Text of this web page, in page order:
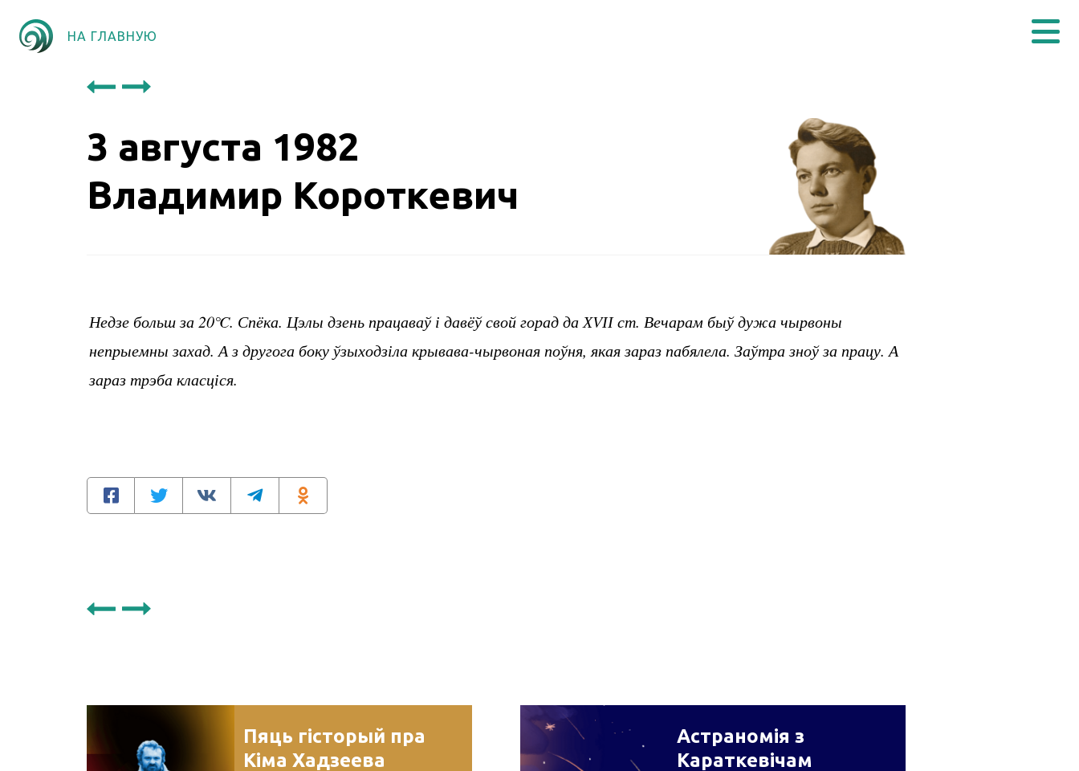
НА ГЛАВНУЮ
3 августа 1982
Владимир Короткевич
Недзе больш за 20℃. Спёка. Цэлы дзень працаваў і давёў свой горад да ХVІІ ст. Вечарам быў дужа чырвоны
непрыемны захад. А з другога боку ўзыходзіла крывава-чырвоная поўня, якая зараз пабялела. Заўтра зноў за працу. А
зараз трэба класціся.
Пяць гісторый пра
Кіма Хадзеева
Астраномія з
Караткевічам